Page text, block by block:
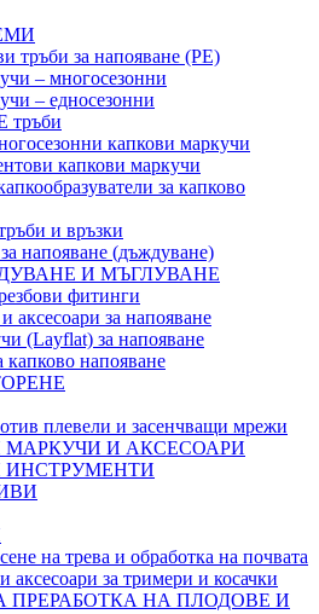
тръби за напояване (PE)
– многосезонни
– едносезонни
тръби
капкови маркучи
капкови маркучи
за капково
и връзки
напояване (дъждуване)
И МЪГЛУВАНЕ
фитинги
аксесоари за напояване
(Layflat) за напояване
капково напояване
плевели и засенчващи мрежи
МАРКУЧИ И АКСЕСОАРИ
ИНСТРУМЕНТИ
на трева и обработка на почвата
аксесоари за тримери и косачки
НА ПЛОДОВЕ И